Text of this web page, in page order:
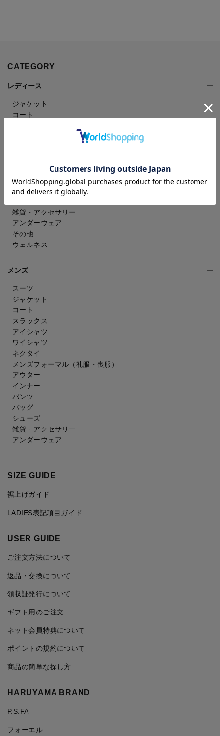
CATEGORY
レディース
ジャケット
コート
トップス
フォーマル（喪服・礼服）
バッグ
雑貨・アクセサリー
アンダーウェア
その他
ウェルネス
メンズ
スーツ
ジャケット
コート
スラックス
アイシャツ
ワイシャツ
ネクタイ
メンズフォーマル （礼服・喪服）
アウター
インナー
パンツ
バッグ
シューズ
雑貨・アクセサリー
アンダーウェア
SIZE GUIDE
裾上げガイド
LADIES表記項目ガイド
USER GUIDE
ご注文方法について
返品・交換について
領収証発行について
ギフト用のご注文
ネット会員特典について
ポイントの規約について
商品の簡単な探し方
HARUYAMA BRAND
P.S.FA
フォーエル